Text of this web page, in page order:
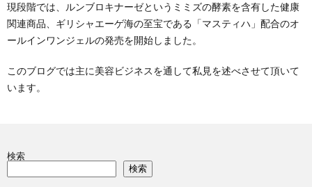
現段階では、ルンブロキナーゼというミミズの酵素を含有した健康
関連商品、ギリシャエーゲ海の至宝である「マスティハ」配合のオ
ールインワンジェルの発売を開始しました。
このブログでは主に美容ビジネスを通して私見を述べさせて頂いて
います。
検索
検索